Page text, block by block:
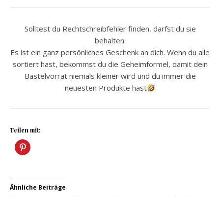
Solltest du Rechtschreibfehler finden, darfst du sie
behalten.
Es ist ein ganz persönliches Geschenk an dich. Wenn du alle
sortiert hast, bekommst du die Geheimformel, damit dein
Bastelvorrat niemals kleiner wird und du immer die
neuesten Produkte hast
Teilen mit:
Ähnliche Beiträge